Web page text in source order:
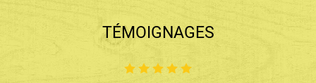
TÉMOIGNAGES